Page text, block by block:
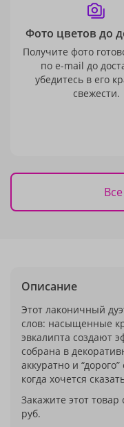
Фото цветов до
Получите фото
по e-mail до
убедитесь в его
свежести.
Описание
Этот лаконичный
слов: насыщенные
эвкалипта создают
собрана в
аккуратно и
когда хочется
Закажите этот
руб.